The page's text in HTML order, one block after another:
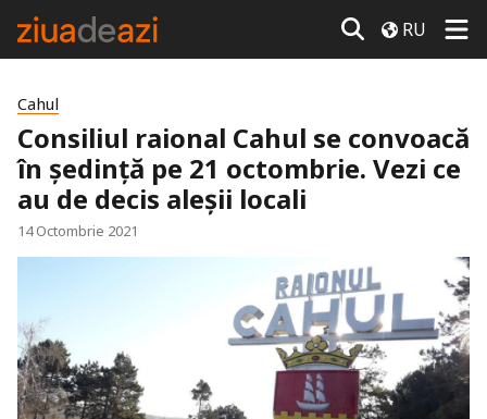
RU
Cahul
Consiliul raional Cahul se convoacă
în ședință pe 21 octombrie. Vezi ce
au de decis aleșii locali
14 Octombrie 2021